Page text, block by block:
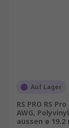
Auf Lager
RS PRO RS
AWG,
aussen ø 19.2